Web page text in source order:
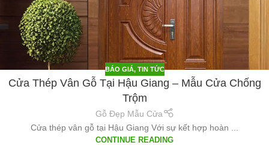
BÁO GIÁ, TIN TỨC
Cửa Thép Vân Gỗ Tại Hậu Giang – Mẫu Cửa Chống
Trộm
Gỗ Đẹp Mẫu Cửa
Cửa thép vân gỗ tại Hậu Giang Với sự kết hợp hoàn ...
CONTINUE READING